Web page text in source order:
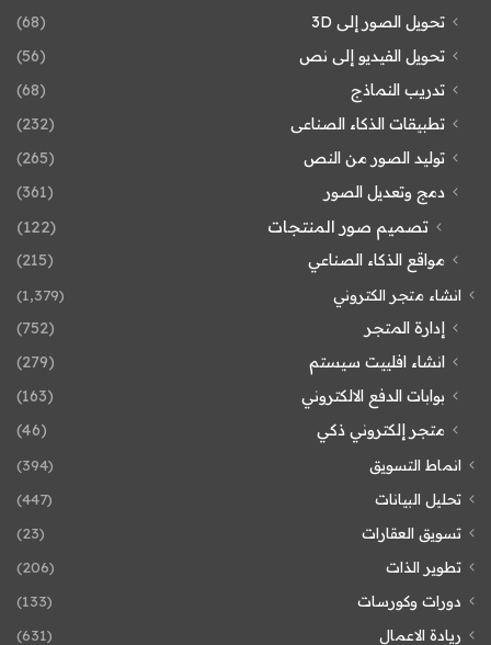
تحويل الصور إلى 3D
(68)
تحويل الفيديو إلى نص
(56)
تدريب النماذج
(68)
تطبيقات الذكاء الصناعى
(232)
توليد الصور من النص
(265)
دمج وتعديل الصور
(361)
تصميم صور المنتجات (122)
مواقع الذكاء الصناعي (215)
انشاء متجر الكتروني (1٬379)
إدارة المتجر
(752)
انشاء افلييت سيستم
(279)
بوابات الدفع الالكتروني
(163)
متجر إلكتروني ذكي
(46)
انماط التسويق
(394)
تحليل البيانات
(447)
تسويق العقارات
(23)
تطوير الذات
(206)
دورات وكورسات
(133)
ريادة الاعمال
(631)